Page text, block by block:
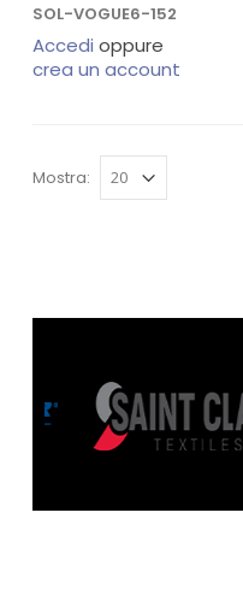
SOL-VOGUE6-152
Accedi oppure
crea un account
Mostra: